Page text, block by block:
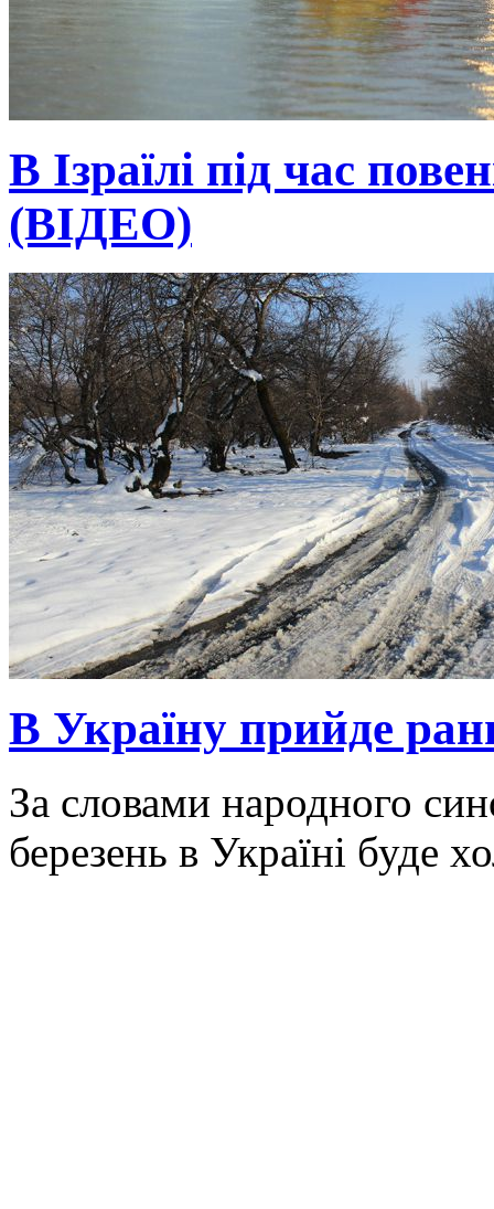
В Ізраїлі під час
(ВІДЕО)
В Україну прийде
За словами народного
березень в Україні буде